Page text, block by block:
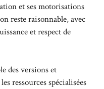
et ses motorisations
reste raisonnable, avec
et respect de
des versions et
ressources spécialisées